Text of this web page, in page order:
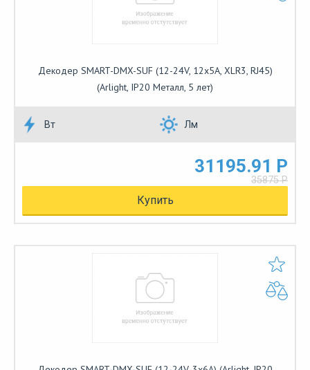
Декодер SMART-DMX-SUF (12-24V, 12x5A, XLR3, RJ45)
(Arlight, IP20 Металл, 5 лет)
Вт Лм
31195.91 Р
35875 Р
Купить